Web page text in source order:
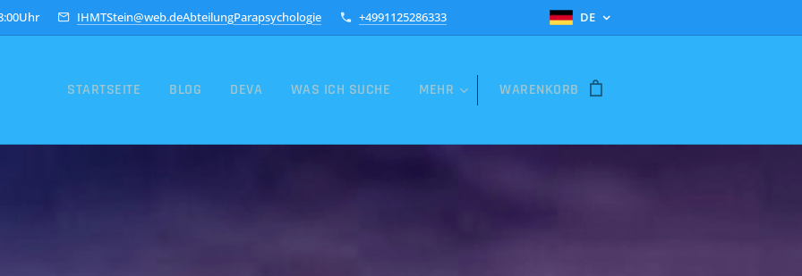
IHMTStein@web.deAbteilungParapsychologie +4991125286333 DE
STARTSEITE BLOG DEVA WAS ICH SUCHE MEHR WARENKORB